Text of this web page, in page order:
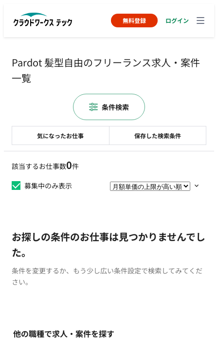
無料登録 ログイン
Pardot 髪型自由のフリーランス求人・案件
一覧
該当するお仕事数0件
募集中のみ表示
お探しの条件のお仕事は見つかりませんでし
た。
条件を変更するか、もう少し広い条件設定で検索してみてくだ
さい。
他の職種で求人・案件を探す
気になったお仕事 保存した検索条件
条件検索